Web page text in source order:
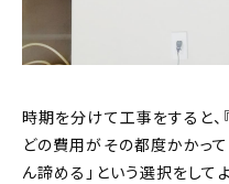
時期を分けて工事をすると、
どの費用がその都度かかって
ん諦める」という選択をして